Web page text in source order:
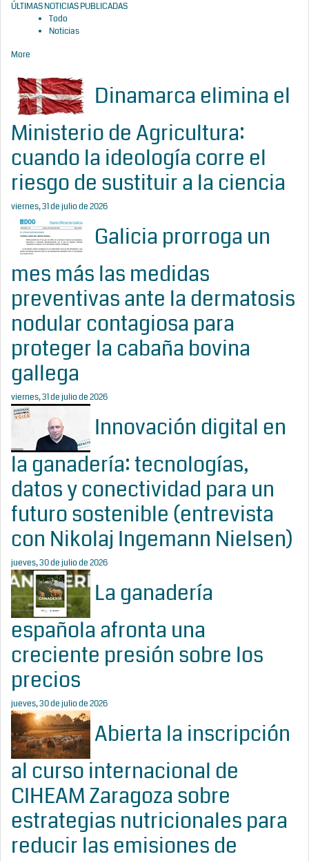
ÚLTIMAS NOTICIAS PUBLICADAS
Todo
Noticias
More
Dinamarca elimina el
Ministerio de Agricultura:
cuando la ideología corre el
riesgo de sustituir a la ciencia
viernes, 31 de julio de 2026
Galicia prorroga un
mes más las medidas
preventivas ante la dermatosis
nodular contagiosa para
proteger la cabaña bovina
gallega
viernes, 31 de julio de 2026
Innovación digital en
la ganadería: tecnologías,
datos y conectividad para un
futuro sostenible (entrevista
con Nikolaj Ingemann Nielsen)
jueves, 30 de julio de 2026
La ganadería
española afronta una
creciente presión sobre los
precios
jueves, 30 de julio de 2026
Abierta la inscripción
al curso internacional de
CIHEAM Zaragoza sobre
estrategias nutricionales para
reducir las emisiones de